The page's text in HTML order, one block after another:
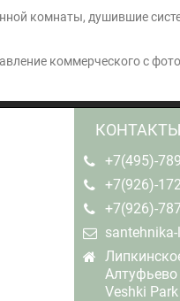
комнаты, душившие
коммерческого с
КОНТАКТЫ
+7(495)-
+7(926)-
+7(926)-
Алтуфьево
Veshki